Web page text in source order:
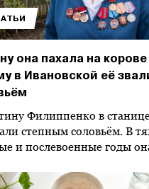
она пахала на
в Ивановской её
Филиппенко в
степным соловьём. В
и послевоенные годы